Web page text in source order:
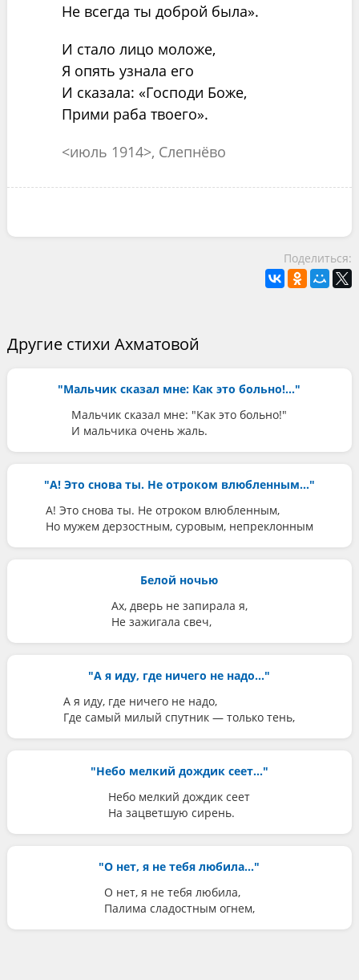
Не всегда ты доброй была».
И стало лицо моложе,
Я опять узнала его
И сказала: «Господи Боже,
Прими раба твоего».
<июль 1914>, Слепнёво
Поделиться:
Другие стихи Ахматовой
"Мальчик сказал мне: Как это больно!..."
Мальчик сказал мне: "Как это больно!"
И мальчика очень жаль.
"А! Это снова ты. Не отроком влюбленным..."
А! Это снова ты. Не отроком влюбленным,
Но мужем дерзостным, суровым, непреклонным
Белой ночью
Ах, дверь не запирала я,
Не зажигала свеч,
"А я иду, где ничего не надо..."
А я иду, где ничего не надо,
Где самый милый спутник — только тень,
"Небо мелкий дождик сеет..."
Небо мелкий дождик сеет
На зацветшую сирень.
"О нет, я не тебя любила..."
О нет, я не тебя любила,
Палима сладостным огнем,